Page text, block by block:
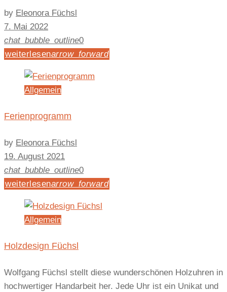
by Eleonora Füchsl
7. Mai 2022
chat_bubble_outline0
weiterlesenarrow_forward
Allgemein
Ferienprogramm
by Eleonora Füchsl
19. August 2021
chat_bubble_outline0
weiterlesenarrow_forward
Allgemein
Holzdesign Füchsl
Wolfgang Füchsl stellt diese wunderschönen Holzuhren in
hochwertiger Handarbeit her. Jede Uhr ist ein Unikat und